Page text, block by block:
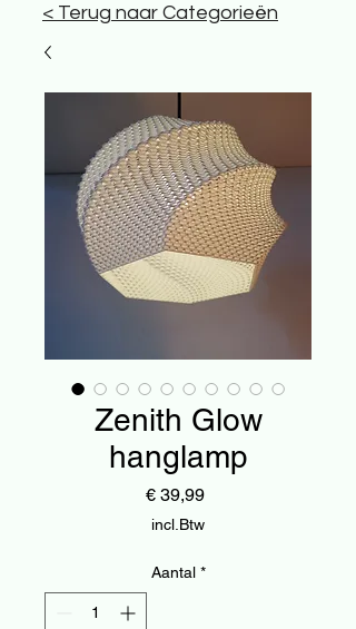
< Terug naar Categorieën
Zenith Glow
hanglamp
€ 39,99Prijs
incl.Btw
Aantal *